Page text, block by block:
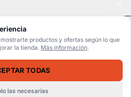
productos y ofertas según lo que
la tienda. Más información.
TODAS
las necesarias
SSL / Datos protegidos
© 2026
MercadoPago Tarjetas